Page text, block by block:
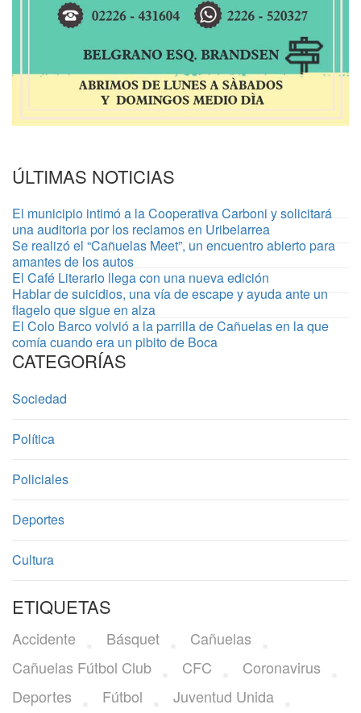
ÚLTIMAS NOTICIAS
El municipio intimó a la Cooperativa Carboni y solicitará
una auditoria por los reclamos en Uribelarrea
Se realizó el “Cañuelas Meet”, un encuentro abierto para
amantes de los autos
El Café Literario llega con una nueva edición
Hablar de suicidios, una vía de escape y ayuda ante un
flagelo que sigue en alza
El Colo Barco volvió a la parrilla de Cañuelas en la que
comía cuando era un pibito de Boca
CATEGORÍAS
Sociedad
Política
Policiales
Deportes
Cultura
ETIQUETAS
Accidente Básquet
Cañuelas
Cañuelas Fútbol Club
CFC
Coronavirus
Deportes
Fútbol
Juventud Unida